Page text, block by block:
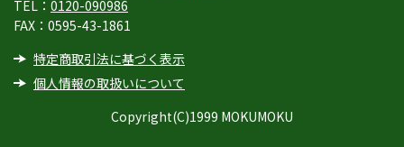
TEL： 0120-090986
FAX：0595-43-1861
特定商取引法に基づく表示
個人情報の取扱いについて
Copyright(C)1999 MOKUMOKU